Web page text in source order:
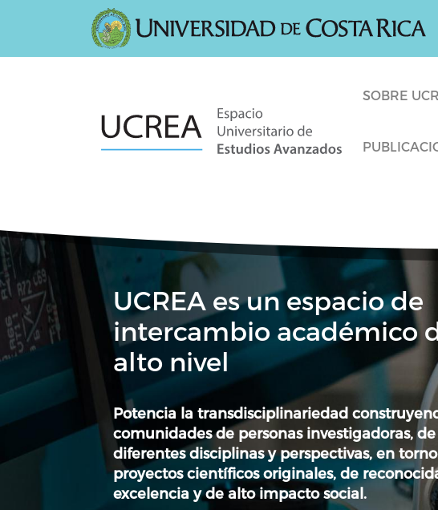
Pasar al contenido principal
SOBRE
UCREA es un espacio de
intercambio académico
alto nivel
Potencia la transdisciplinariedad
comunidades de personas investigadoras, de
diferentes disciplinas y perspectivas, en
proyectos científicos originales, de
excelencia y de alto impacto social.